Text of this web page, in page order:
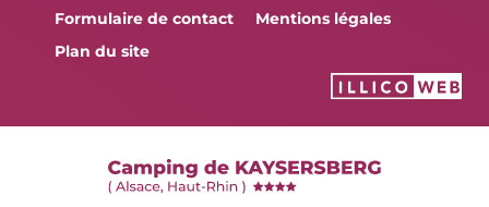
Formulaire de contact
Mentions légales
Plan du site